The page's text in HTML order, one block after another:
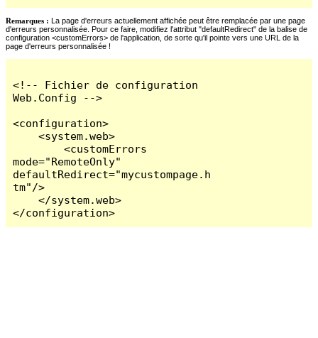
Remarques : La page d'erreurs actuellement affichée peut être remplacée par une page
d'erreurs personnalisée. Pour ce faire, modifiez l'attribut "defaultRedirect" de la balise de
configuration <customErrors> de l'application, de sorte qu'il pointe vers une URL de la
page d'erreurs personnalisée !
<!-- Fichier de configuration
Web.Config -->
<configuration>
    <system.web>
        <customErrors
mode="RemoteOnly"
defaultRedirect="mycustompage.h
tm"/>
    </system.web>
</configuration>